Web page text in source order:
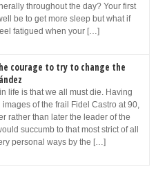
throughout the day? Your first
be to get more sleep but what if
fatigued when your […]
courage to try to change the
life is that we all must die. Having
of the frail Fidel Castro at 90,
rather than later the leader of the
succumb to that most strict of all
personal ways by the […]